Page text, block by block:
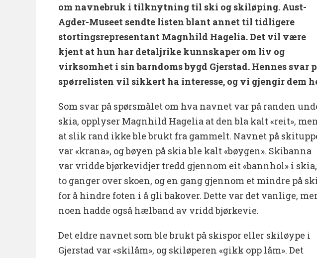
om navnebruk i tilknytning til ski og skiløping. Aust-
Agder-Museet sendte listen blant annet til tidligere
stortingsrepresentant Magnhild Hagelia. Det vil være
kjent at hun har detaljrike kunnskaper om liv og
virksomhet i sin barndoms bygd Gjerstad. Hennes svar
spørrelisten vil sikkert ha interesse, og vi gjengir dem
Som svar på spørsmålet om hva navnet var på randen
skia, opplyser Magnhild Hagelia at den bla kalt «reit»,
at slik rand ikke ble brukt fra gammelt. Navnet på
var «krana», og bøyen på skia ble kalt «bøygen». Skibanna
var vridde bjørkevidjer tredd gjennom eit «bannhol» i skia,
to ganger over skoen, og en gang gjennom et mindre på
for å hindre foten i å gli bakover. Dette var det vanlige,
noen hadde også hælband av vridd bjørkevie.
Det eldre navnet som ble brukt på skispor eller skiløype i
Gjerstad var «skilåm», og skiløperen «gikk opp låm». Det